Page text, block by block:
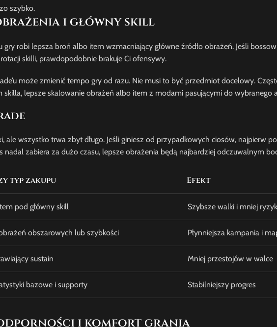
szybko.
i główny skill
robi lepsza broń albo item wzmacniający główne źródło obrażeń. Jeśli
skilli, prawdopodobnie brakuje Ci ofensywy.
może zmienić tempo gry od razu. Nie musi to być przedmiot docelowy.
lepsze skalowanie obrażeń albo item z modami pasującymi do wybranego
ale wszystko trwa zbyt długo. Jeśli giniesz od przypadkowych ciosów, najpierw
nadal zabiera za dużo czasu, lepsze obrażenia będą najbardziej odczuwalnym
typ zakupu Efekt
pod główny skill Szybsze walki i mniej
obszarowych lub szybkości Płynniejsza kampania i
sustain Mniej przestojów w walce
bazowe i supporty Stabilniejszy progres
i komfort grania